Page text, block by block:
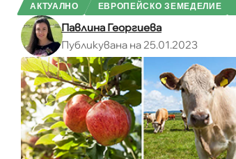
АКТУАЛНО ЕВРОПЕЙСКО ЗЕМЕДЕЛИЕ
Павлина Георгиева
Публикувана на 25.01.2023